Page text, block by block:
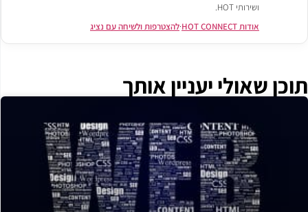
ושירותי HOT.
אודות HOT CONNECT
·להצטרפות ולשיחה עם נציג
שאולי יעניין אותך